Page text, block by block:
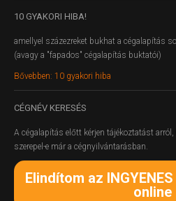
10 GYAKORI HIBA!
amellyel százezreket bukhat a cégalapítás
(avagy a "fapados" cégalapítás buktatói)
Bővebben: 10 gyakori hiba
CÉGNÉV KERESÉS
A cégalapítás előtt kérjen tájékoztatást arról,
szerepel-e már a cégnyilvántarásban.
Elindítom az
online